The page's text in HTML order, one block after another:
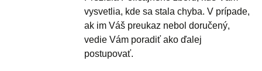
vysvetlia, kde sa stala chyba. V prípade,
ak im Váš preukaz nebol doručený,
vedie Vám poradiť ako ďalej
postupovať.